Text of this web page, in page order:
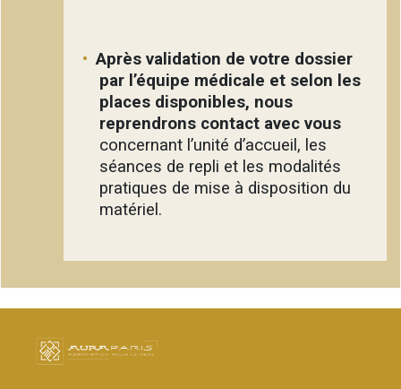
Après validation de votre dossier
par l’équipe médicale et selon les
places disponibles, nous
reprendrons contact avec vous
concernant l’unité d’accueil, les
séances de repli et les modalités
pratiques de mise à disposition du
matériel.